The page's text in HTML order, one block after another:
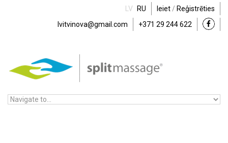
Ieiet / Reģistrēties
LV
RU
+371 29 244 622
lvitvinova@gmail.com